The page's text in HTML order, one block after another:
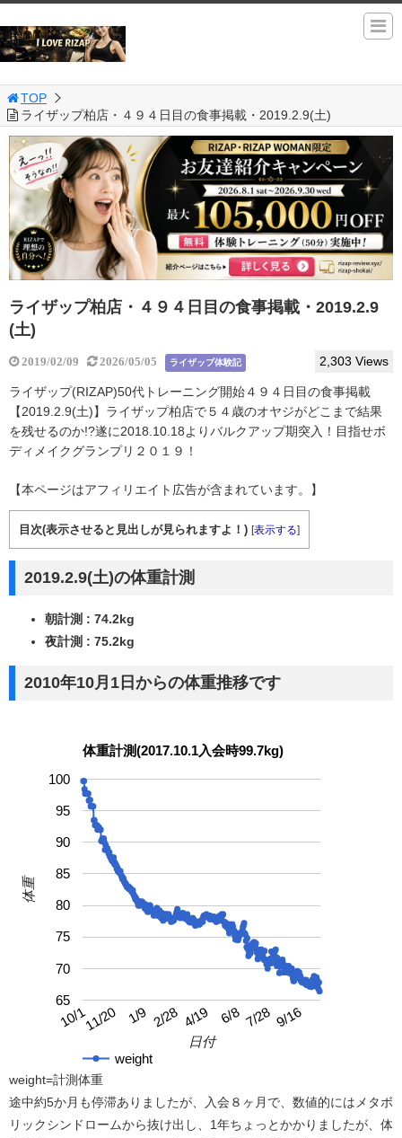
TOP
ライザップ柏店・４９４日目の食事掲載・2019.2.9(土)
ライザップ柏店・４９４日目の食事掲載・2019.2.9
(土)
2019/02/09 2026/05/05 ライザップ体験記 2,303 Views
ライザップ(RIZAP)50代トレーニング開始４９４日目の食事掲載
【2019.2.9(土)】ライザップ柏店で５４歳のオヤジがどこまで結果
を残せるのか!?遂に2018.10.18よりバルクアップ期突入！目指せボ
ディメイクグランプリ２０１９！
【本ページはアフィリエイト広告が含まれています。】
目次(表示させると見出しが見られますよ！) [表示する]
2019.2.9(土)の体重計測
朝計測 : 74.2kg
夜計測 : 75.2kg
2010年10月1日からの体重推移です
体重計測(2017.10.1入会時99.7kg)
weight
10/111/20 1/9 2/28 4/19 6/8 7/28 9/16
65
70
75
80
85
90
95
100
日付
体重
weight=計測体重
途中約5か月も停滞ありましたが、入会８ヶ月で、数値的にはメタボ
リックシンドロームから抜け出し、1年ちょっとかかりましたが、体